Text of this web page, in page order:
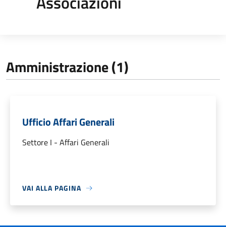
Amministrazione (1)
Ufficio Affari Generali
Settore I - Affari Generali
VAI ALLA PAGINA